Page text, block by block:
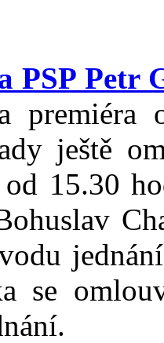
PSP Petr
ještě
15.30
se